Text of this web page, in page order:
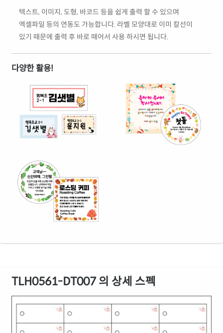
텍스트, 이미지, 도형, 바코드 등을 쉽게 출력 할 수 있으며
엑셀파일 등의 연동도 가능합니다. 라벨 모양대로 이미 칼선이
있기 때문에 출력 후 바로 떼어서 사용 하시면 됩니다.
다양한 활용!
TLH0561-DT007 의 상세 스펙